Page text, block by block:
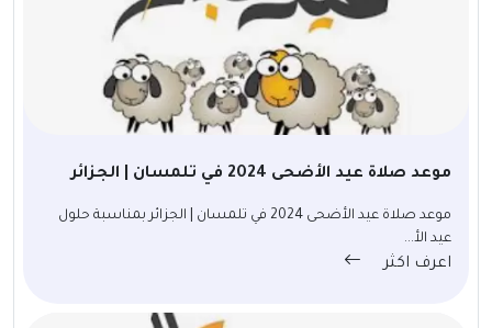
موعد صلاة عيد الأضحى 2024 في تلمسان | الجزائر
موعد صلاة عيد الأضحى 2024 في تلمسان | الجزائر بمناسبة حلول
عيد الأ...
اعرف اكثر